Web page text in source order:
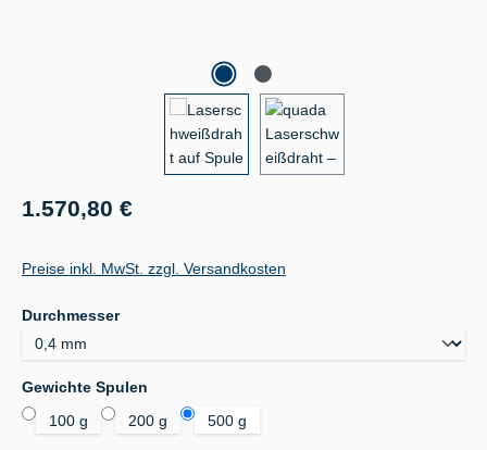
Regulärer Preis:
1.570,80 €
Preise inkl. MwSt. zzgl. Versandkosten
Durchmesserauswählen
Gewichte Spulen
100 g
200 g 500 g